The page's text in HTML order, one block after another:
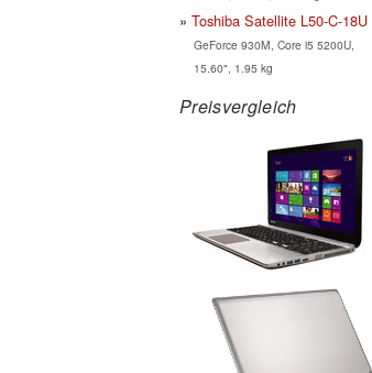
Toshiba Satellite L50-C-18U
GeForce 930M, Core i5 5200U,
15.60", 1.95 kg
Preisvergleich